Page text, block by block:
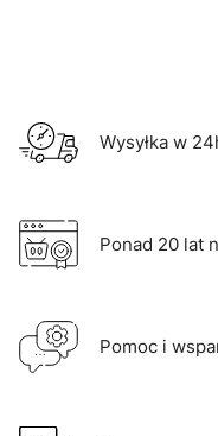
Wysyłka w
Ponad 20 lat
Pomoc i